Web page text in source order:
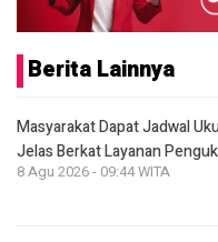
Berita Lainnya
Masyarakat Dapat Jadwal
Jelas Berkat Layanan
8 Agu 2026 - 09:44 WITA